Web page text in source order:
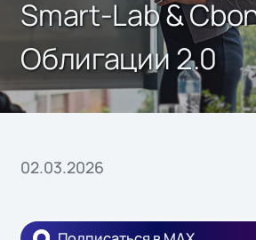
Smart-Lab &
Облигации 2.0
02.03.2026